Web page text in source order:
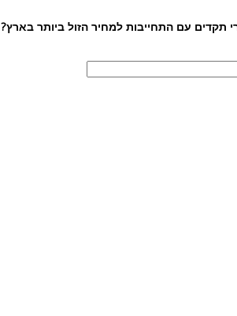
תקדים עם התחייבות למחיר הזול ביותר בארץ?